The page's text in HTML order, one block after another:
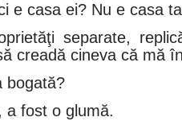
e casa ei? Nu e casa
separate,
creadă cineva că mă
fost o glumă.